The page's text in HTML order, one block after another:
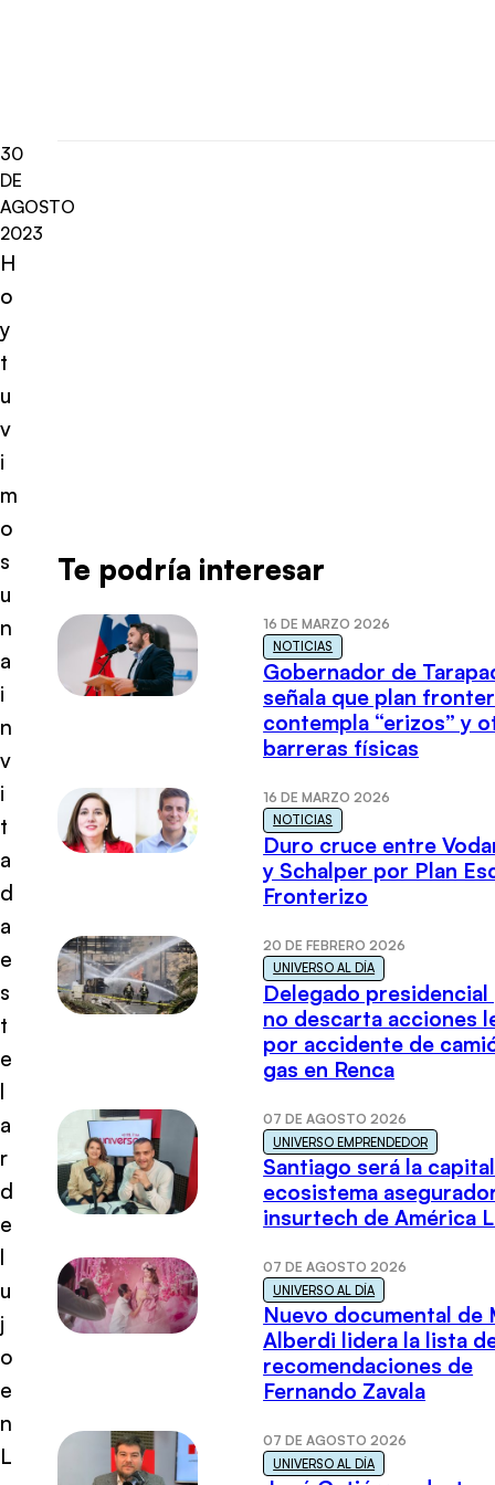
30
DE
AGOSTO
2023
H
o
y
t
u
v
i
m
o
s
u
n
a
i
n
v
i
t
a
d
a
e
s
t
e
l
a
r
d
e
l
u
j
o
e
n
L
Te podría interesar
16 DE MARZO 2026
NOTICIAS
Gobernador de
señala que plan
contempla “erizos” y
barreras físicas
16 DE MARZO 2026
NOTICIAS
Duro cruce entre
y Schalper por Plan
Fronterizo
20 DE FEBRERO 2026
UNIVERSO AL DÍA
Delegado presidencial
no descarta acciones
por accidente de
gas en Renca
07 DE AGOSTO 2026
UNIVERSO EMPRENDEDOR
Santiago será la
ecosistema
insurtech de América
07 DE AGOSTO 2026
UNIVERSO AL DÍA
Nuevo documental de
Alberdi lidera la lista
recomendaciones de
Fernando Zavala
07 DE AGOSTO 2026
UNIVERSO AL DÍA